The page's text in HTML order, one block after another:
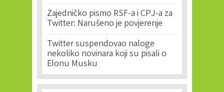
Zajedničko pismo RSF-a i CPJ-a za
Twitter: Narušeno je povjerenje
Twitter suspendovao naloge
nekoliko novinara koji su pisali o
Elonu Musku